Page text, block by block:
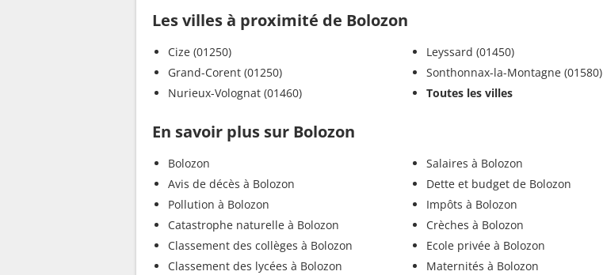
Les villes à proximité de Bolozon
Cize (01250)
Grand-Corent (01250)
Nurieux-Volognat (01460)
Leyssard (01450)
Sonthonnax-la-Montagne (01580)
Toutes les villes
En savoir plus sur Bolozon
Bolozon
Avis de décès à Bolozon
Pollution à Bolozon
Catastrophe naturelle à Bolozon
Classement des collèges à Bolozon
Classement des lycées à Bolozon
Salaires à Bolozon
Dette et budget de Bolozon
Impôts à Bolozon
Crèches à Bolozon
Ecole privée à Bolozon
Maternités à Bolozon